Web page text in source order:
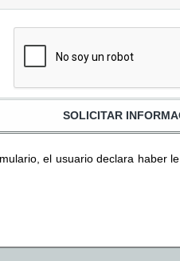
el usuario declara haber